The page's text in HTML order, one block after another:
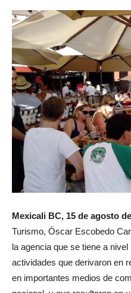
Mexicali BC, 15 de agosto
Turismo, Óscar Escobedo
la agencia que se tiene a
actividades que derivaron en
en importantes medios de